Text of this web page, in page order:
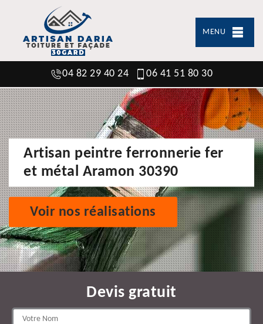
MENU
04 82 29 40 24 06 41 51 80 30
Artisan peintre ferronnerie fer
et métal Aramon 30390
Voir nos réalisations
Devis gratuit